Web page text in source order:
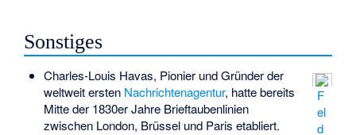
Sonstiges
F
el
d
Charles-Louis Havas, Pionier und Gründer der
weltweit ersten Nachrichtenagentur, hatte bereits
Mitte der 1830er Jahre Brieftaubenlinien
zwischen London, Brüssel und Paris etabliert.